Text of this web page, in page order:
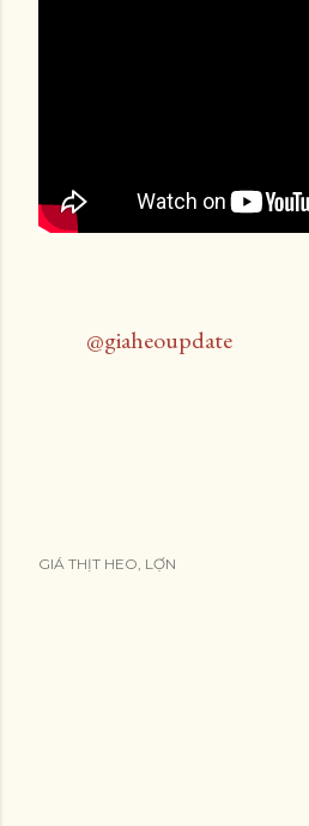
@giaheoupdate
GIÁ THỊT HEO, LỢN